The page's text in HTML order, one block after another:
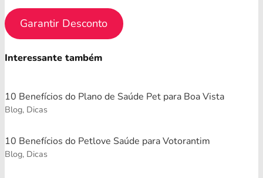
Garantir Desconto
Interessante também
10 Benefícios do Plano de Saúde Pet para Boa Vista
Blog, Dicas
10 Benefícios do Petlove Saúde para Votorantim
Blog, Dicas